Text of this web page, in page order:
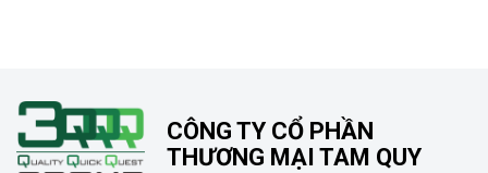
CÔNG TY CỔ PHẦN
THƯƠNG MẠI TAM QUY